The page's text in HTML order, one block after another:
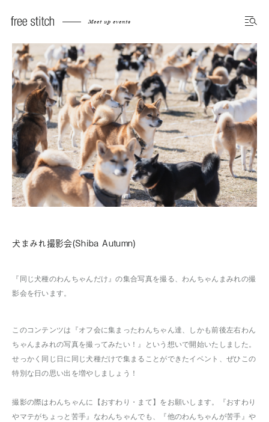
Meet up events
犬まみれ撮影会(Shiba Autumn)
『同じ犬種のわんちゃんだけ』の集合写真を撮る、わんちゃんまみれの撮
影会を行います。
このコンテンツは『オフ会に集まったわんちゃん達、しかも前後左右わん
ちゃんまみれの写真を撮ってみたい！』という想いで開始いたしました。
せっかく同じ日に同じ犬種だけで集まることができたイベント、ぜひこの
特別な日の思い出を増やしましょう！
撮影の際はわんちゃんに【おすわり・まて】をお願いします。『おすわり
やマテがちょっと苦手』なわんちゃんでも、『他のわんちゃんが苦手』や